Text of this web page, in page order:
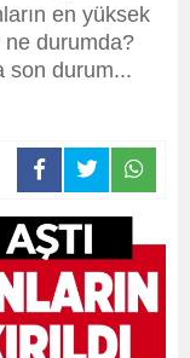
en yüksek
durumda?
son durum...